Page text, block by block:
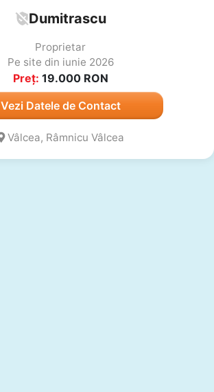
Dumitrascu
Proprietar
Pe site din iunie 2026
Preț: 19.000 RON
Vezi Datele de Contact
Vâlcea, Râmnicu Vâlcea